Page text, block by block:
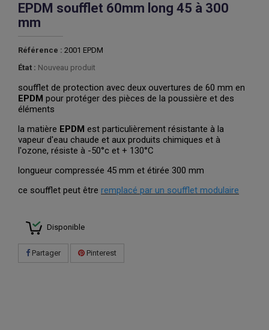
EPDM soufflet 60mm long 45 à 300
mm
Référence : 2001 EPDM
État : Nouveau produit
soufflet de protection avec deux ouvertures de 60 mm en
EPDM pour protéger des pièces de la poussière et des
éléments
la matière EPDM est particulièrement résistante à la
vapeur d'eau chaude et aux produits chimiques et à
l'ozone, résiste à -50°c et + 130°C
longueur compressée 45 mm et étirée 300 mm
ce soufflet peut être remplacé par un soufflet modulaire
Disponible
Partager Pinterest